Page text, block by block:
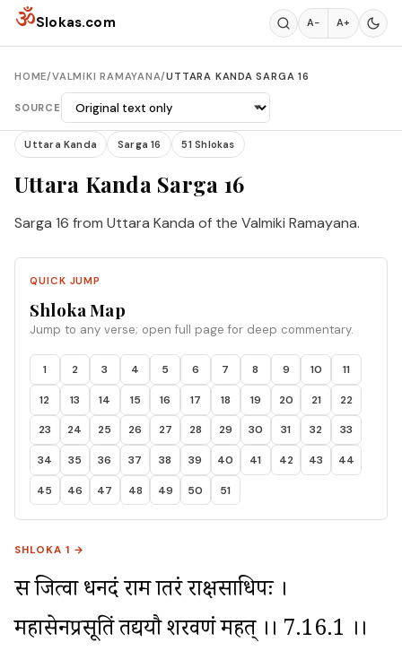
Skip to content
ॐSlokas.com A− A+
HOME/VALMIKI RAMAYANA/UTTARA KANDA SARGA 16
SOURCE
Uttara Kanda Sarga 16 51 Shlokas
Uttara Kanda Sarga 16
Sarga 16 from Uttara Kanda of the Valmiki Ramayana.
QUICK JUMP
Shloka Map
Jump to any verse; open full page for deep commentary.
1 2 3 4 5 6 7 8 9 10 11
12 13 14 15 16 17 18 19 20 21 22
23 24 25 26 27 28 29 30 31 32 33
34 35 36 37 38 39 40 41 42 43 44
45 46 47 48 49 50 51
SHLOKA 1 →
स जित्वा धनदं राम भ्रातरं राक्षसाधिपः ।
महासेनप्रसूतिं तद्ययौ शरवणं महत् ।। 7.16.1 ।।